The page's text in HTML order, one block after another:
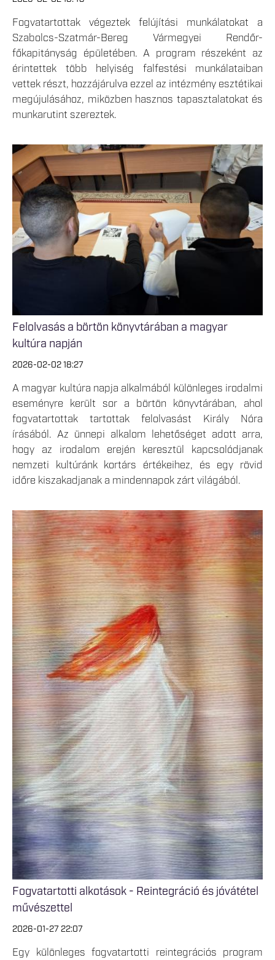
Fogvatartottak végeztek felújítási munkálatokat a
Szabolcs-Szatmár-Bereg Vármegyei Rendőr-
főkapitányság épületében. A program részeként az
érintettek több helyiség falfestési munkálataiban
vettek részt, hozzájárulva ezzel az intézmény esztétikai
megújulásához, miközben hasznos tapasztalatokat és
munkarutint szereztek.
Felolvasás a börtön könyvtárában a magyar
kultúra napján
2026-02-02 18:27
A magyar kultúra napja alkalmából különleges irodalmi
eseményre került sor a börtön könyvtárában, ahol
fogvatartottak tartottak felolvasást Király Nóra
írásából. Az ünnepi alkalom lehetőséget adott arra,
hogy az irodalom erején keresztül kapcsolódjanak
nemzeti kultúránk kortárs értékeihez, és egy rövid
időre kiszakadjanak a mindennapok zárt világából.
Fogvatartotti alkotások - Reintegráció és jóvátétel
művészettel
2026-01-27 22:07
Egy különleges fogvatartotti reintegrációs program